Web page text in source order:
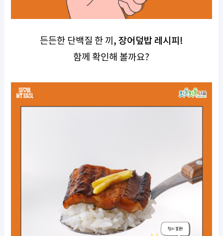
든든한 단백질 한 끼 , 장어덮밥 레시피 !
함께 확인해 볼까요?